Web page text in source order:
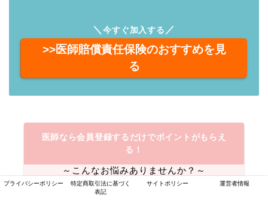
＼今すぐ加入する ／
>>医師賠償責任保険のおすすめを見
る
医師なら会員登録するだけでポイントがもらえ
る！
～こんなお悩みありませんか？～
プライバシーポリシー
特定商取引法に基づく
表記
サイトポリシー 運営者情報